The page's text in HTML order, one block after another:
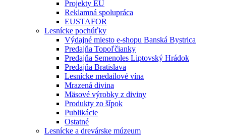
Projekty EU
Reklamná spolupráca
EUSTAFOR
Lesnícke pochúťky
Výdajné miesto e-shopu Banská Bystrica
Predajňa Topoľčianky
Predajňa Semenoles Liptovský Hrádok
Predajňa Bratislava
Lesnícke medailové vína
Mrazená divina
Mäsové výrobky z diviny
Produkty zo šípok
Publikácie
Ostatné
Lesnícke a drevárske múzeum